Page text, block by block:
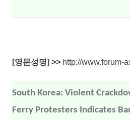
[영문성명] >> http://www.forum-
South Korea: Violent
Ferry Protesters Indicates